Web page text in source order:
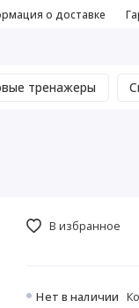
о доставке
тренажеры
Нет в наличии
В избранное